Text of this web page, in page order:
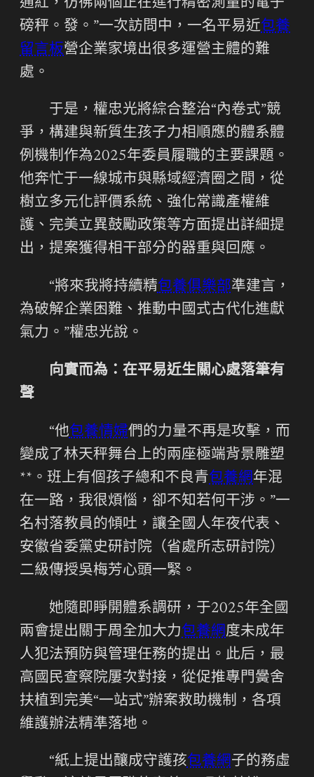
通紅，彷彿兩個正在進行精密測量的電子
磅秤。發。”一次訪問中，一名平易近包養
留言板營企業家境出很多運營主體的難
處。
于是，權忠光將綜合整治“內卷式”競
爭，構建與新質生孩子力相順應的體系體
例機制作為2025年委員履職的主要課題。
他奔忙于一線城市與縣域經濟圈之間，從
樹立多元化評價系統、強化常識產權維
護、完美立異鼓勵政策等方面提出詳細提
出，提案獲得相干部分的器重與回應。
“將來我將持續精包養俱樂部準建言，
為破解企業困難、推動中國式古代化進獻
氣力。”權忠光說。
向實而為：在平易近生關心處落筆有
聲
“他包養情婦們的力量不再是攻擊，而
變成了林天秤舞台上的兩座極端背景雕塑
**。班上有個孩子總和不良青包養網年混
在一路，我很煩惱，卻不知若何干涉。”一
名村落教員的傾吐，讓全國人年夜代表、
安徽省委黨史研討院（省處所志研討院）
二級傳授吳梅芳心頭一緊。
她隨即睜開體系調研，于2025年全國
兩會提出關于周全加大力包養網度未成年
人犯法預防與管理任務的提出。此后，最
高國民查察院屢次對接，從促推專門黌舍
扶植到完美“一站式”辦案救助機制，各項
維護辦法精準落地。
“紙上提出釀成守護孩包養網子的務虛